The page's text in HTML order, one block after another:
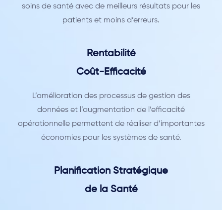
soins de santé avec de meilleurs résultats pour les
patients et moins d’erreurs.
Rentabilité
Coût-Efficacité
L’amélioration des processus de gestion des
données et l’augmentation de l’efficacité
opérationnelle permettent de réaliser d’importantes
économies pour les systèmes de santé.
Planification Stratégique
de la Santé